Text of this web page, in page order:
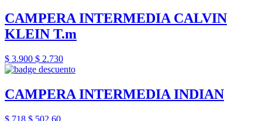
CAMPERA INTERMEDIA CALVIN
KLEIN T.m
$ 3.900 $ 2.730
CAMPERA INTERMEDIA INDIAN
$ 718 $ 502,60